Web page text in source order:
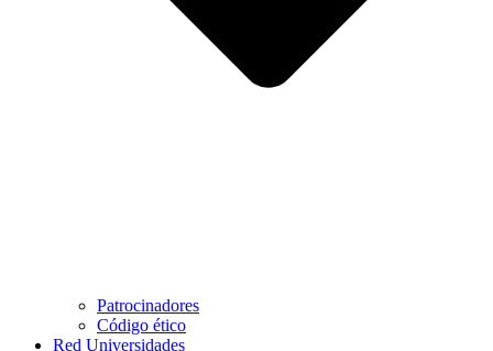
Patrocinadores
Código ético
Red Universidades